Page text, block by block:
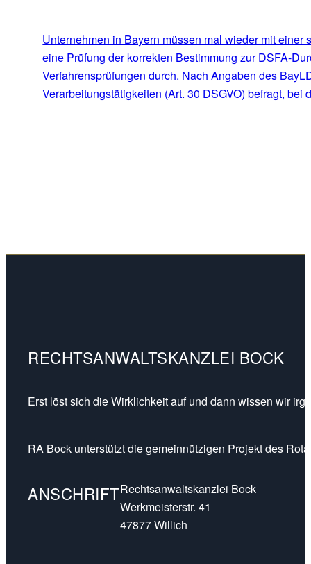
Unternehmen in Bayern müssen mal wieder mit
eine Prüfung der korrekten Bestimmung zur DSFA-
Verfahrensprüfungen durch. Nach Angaben des
Verarbeitungstätigkeiten (Art. 30 DSGVO) befragt,
RECHTSANWALTSKANZLEI BOCK
Erst löst sich die Wirklichkeit auf und dann wissen wir
RA Bock unterstützt die gemeinnützigen Projekt des
ANSCHRIFTRechtsanwaltskanzlei Bock
Werkmeisterstr. 41
47877 Willich